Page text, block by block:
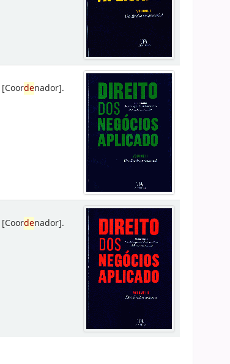
[Coordenador].
[Coordenador].